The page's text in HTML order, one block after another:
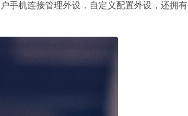
手机连接管理外设，自定义配置外设，还拥有